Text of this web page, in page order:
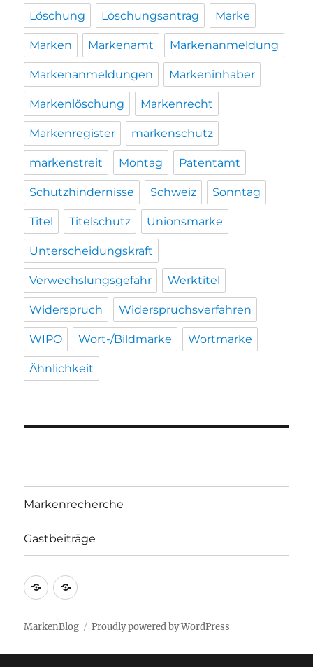
Löschung Löschungsantrag Marke
Marken Markenamt Markenanmeldung
Markenanmeldungen Markeninhaber
Markenlöschung Markenrecht
Markenregister markenschutz
markenstreit Montag Patentamt
Schutzhindernisse Schweiz Sonntag
Titel Titelschutz Unionsmarke
Unterscheidungskraft
Verwechslungsgefahr Werktitel
Widerspruch Widerspruchsverfahren
WIPO Wort-/Bildmarke Wortmarke
Ähnlichkeit
Markenrecherche
Gastbeiträge
Markenrecherche
Gastbeiträge
MarkenBlog Proudly powered by WordPress